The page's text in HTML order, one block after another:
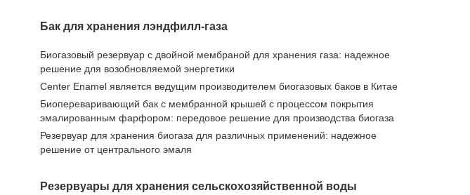
Бак для хранения лэндфилл-газа
Биогазовый резервуар с двойной мембраной для хранения газа: надежное
решение для возобновляемой энергетики
Center Enamel является ведущим производителем биогазовых баков в Китае
Биопереваривающий бак с мембранной крышей с процессом покрытия
эмалированным фарфором: передовое решение для производства биогаза
Резервуар для хранения биогаза для различных применений: надежное
решение от центрального эмаля
Резервуары для хранения сельскохозяйственной воды